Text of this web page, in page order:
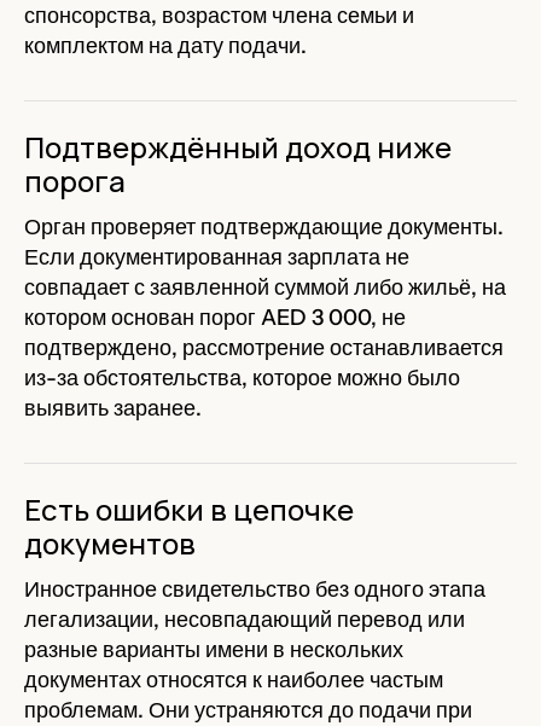
спонсорства, возрастом члена семьи и
комплектом на дату подачи.
Подтверждённый доход ниже
порога
Орган проверяет подтверждающие документы.
Если документированная зарплата не
совпадает с заявленной суммой либо жильё, на
котором основан порог AED 3 000, не
подтверждено, рассмотрение останавливается
из-за обстоятельства, которое можно было
выявить заранее.
Есть ошибки в цепочке
документов
Иностранное свидетельство без одного этапа
легализации, несовпадающий перевод или
разные варианты имени в нескольких
документах относятся к наиболее частым
проблемам. Они устраняются до подачи при